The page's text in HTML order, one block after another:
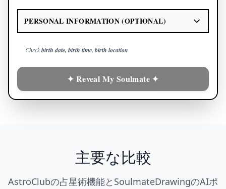
PERSONAL INFORMATION (OPTIONAL)
Checkbirth date, birth time, birth location
✦ Reveal My Soulmate ✦
主要な比較
AstroClubの占星術機能とSoulmateDrawingのAIポ